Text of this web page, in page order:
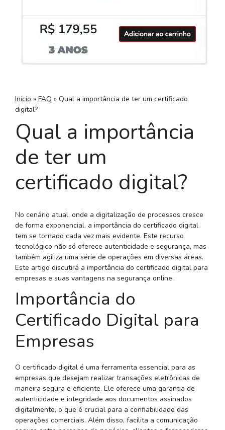
Início » FAQ » Qual a importância de ter um certificado
digital?
Qual a importância
de ter um
certificado digital?
No cenário atual, onde a digitalização de processos cresce
de forma exponencial, a importância do certificado digital
tem se tornado cada vez mais evidente. Este recurso
tecnológico não só oferece autenticidade e segurança, mas
também agiliza uma série de operações em diversas áreas.
Este artigo discutirá a importância do certificado digital para
empresas e suas vantagens na segurança online.
Importância do
Certificado Digital para
Empresas
O certificado digital é uma ferramenta essencial para as
empresas que desejam realizar transações eletrônicas de
maneira segura e eficiente. Ele oferece uma garantia de
autenticidade e integridade aos documentos assinados
digitalmente, o que é crucial para a confiabilidade das
operações comerciais. Além disso, facilita a comunicação